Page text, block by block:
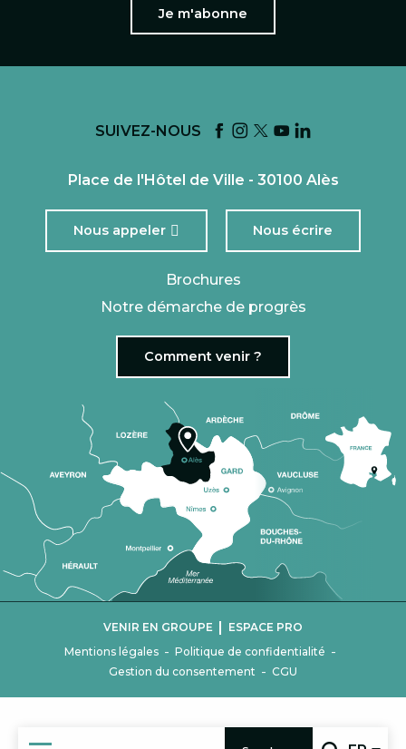
Je m'abonne
SUIVEZ-NOUS
Place de l'Hôtel de Ville - 30100 Alès
Nous appeler Nous écrire
Brochures
Notre démarche de progrès
Comment venir ?
Mentions légales - Politique de confidentialité -
Gestion du consentement - CGU
VENIR EN GROUPE | ESPACE PRO